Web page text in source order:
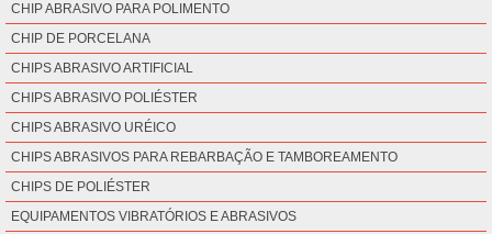
CHIP ABRASIVO PARA POLIMENTO
CHIP DE PORCELANA
CHIPS ABRASIVO ARTIFICIAL
CHIPS ABRASIVO POLIÉSTER
CHIPS ABRASIVO URÉICO
CHIPS ABRASIVOS PARA REBARBAÇÃO E TAMBOREAMENTO
CHIPS DE POLIÉSTER
EQUIPAMENTOS VIBRATÓRIOS E ABRASIVOS